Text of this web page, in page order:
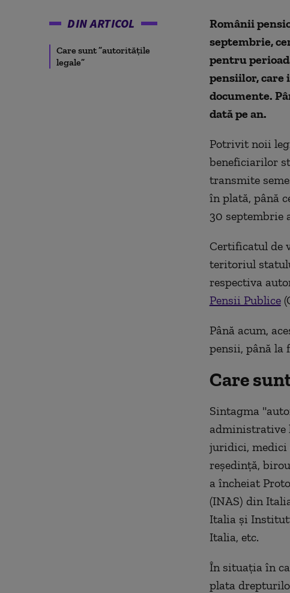
DIN ARTICOL
Care sunt ”autoritățile
legale”
Românii
septembrie,
pentru
pensiilor, care
documente.
dată pe an.
Potrivit noii
beneficiarilor
transmite
în plată, până
30 septembrie
Certificatul de
teritoriul
respectiva
Pensii Publice
Până acum,
pensii, până la
Care
Sintagma
administrative
juridici, medici
reședință,
a încheiat
(INAS) din
Italia și
Italia, etc.
În situația în
plata